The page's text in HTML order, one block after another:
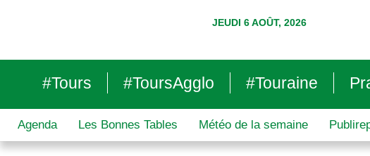
JEUDI 6 AOÛT, 2026
#Tours #ToursAgglo #Touraine
Agenda Les Bonnes Tables Météo de la semaine